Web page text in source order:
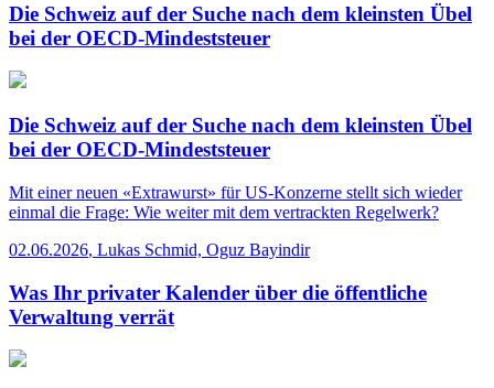
Die Schweiz auf der Suche nach dem kleinsten Übel
bei der OECD-Mindeststeuer
Die Schweiz auf der Suche nach dem kleinsten Übel
bei der OECD-Mindeststeuer
Mit einer neuen «Extrawurst» für US-Konzerne stellt sich wieder
einmal die Frage: Wie weiter mit dem vertrackten Regelwerk?
02.06.2026, Lukas Schmid, Oguz Bayindir
Was Ihr privater Kalender über die öffentliche
Verwaltung verrät